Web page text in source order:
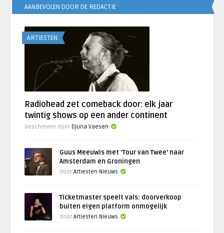
AANBEVOLEN DOOR DE REDACTIE
ARTIESTEN
Radiohead zet comeback door: elk jaar
twintig shows op een ander continent
Geschreven door Djuna Vaesen
Guus Meeuwis met ‘Tour van Twee’ naar
Amsterdam en Groningen
doorArtiesten Nieuws
Ticketmaster speelt vals: doorverkoop
buiten eigen platform onmogelijk
doorArtiesten Nieuws